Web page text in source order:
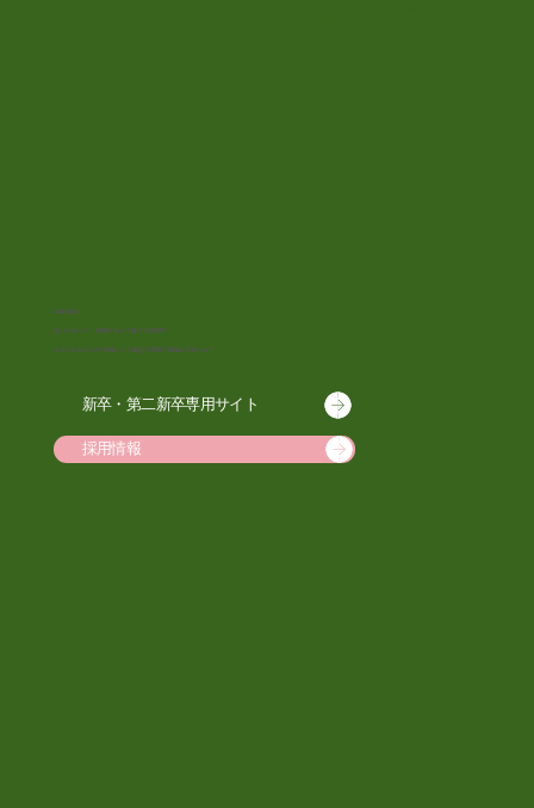
採用情報
誇りを持って、目標を持って働ける職場で、
あなたも私たちの仲間として福祉の現場で活躍しませんか？
新卒・第二新卒専用サイト
採用情報